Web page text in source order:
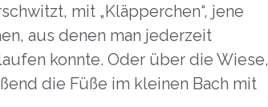
mit „Kläpperchen“, jene
aus denen man jederzeit
konnte. Oder über die Wiese,
die Füße im kleinen Bach mit